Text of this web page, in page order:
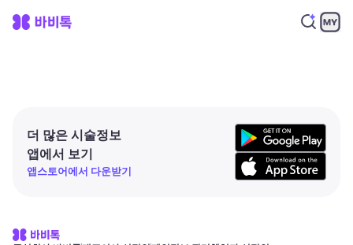
더 많은 시술정보
앱에서 보기
앱스토어에서 다운받기